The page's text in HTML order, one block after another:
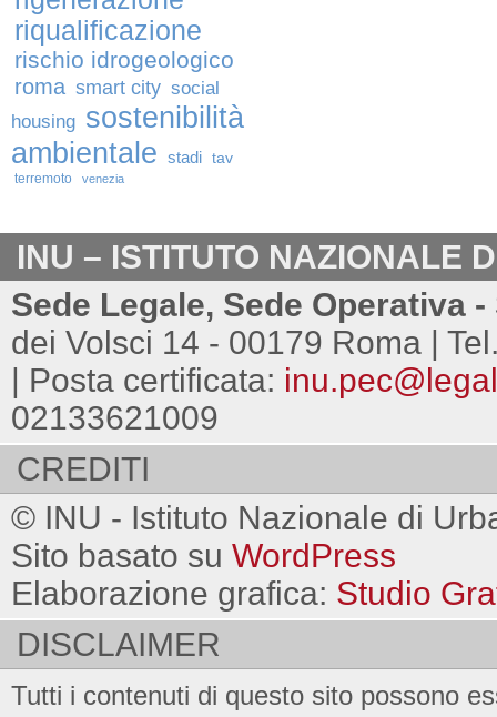
riqualificazione
rischio idrogeologico
roma smart city social
housing sostenibilità
ambientale stadi tav
terremoto venezia
INU – ISTITUTO NAZIONALE
Sede Legale, Sede Operativa
dei Volsci 14 - 00179 Roma |
| Posta certificata:
02133621009
CREDITI
© INU - Istituto Nazionale di
Sito basato su WordPress
Elaborazione grafica: Studio
DISCLAIMER
Tutti i contenuti di questo sito possono